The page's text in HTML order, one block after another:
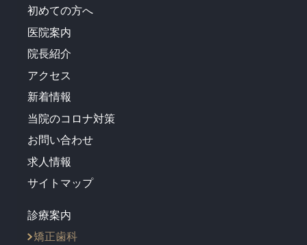
初めての方へ
医院案内
院長紹介
アクセス
新着情報
当院のコロナ対策
お問い合わせ
求人情報
サイトマップ
診療案内
矯正歯科